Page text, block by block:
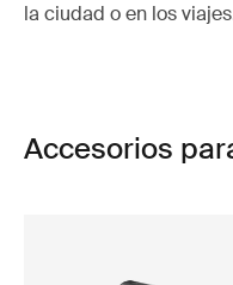
la ciudad o en los
Accesorios